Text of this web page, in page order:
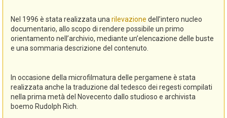
Nel 1996 è stata realizzata una rilevazione dell’intero nucleo
documentario, allo scopo di rendere possibile un primo
orientamento nell’archivio, mediante un’elencazione delle buste
e una sommaria descrizione del contenuto.
In occasione della microfilmatura delle pergamene è stata
realizzata anche la traduzione dal tedesco dei regesti compilati
nella prima metà del Novecento dallo studioso e archivista
boemo Rudolph Rich.